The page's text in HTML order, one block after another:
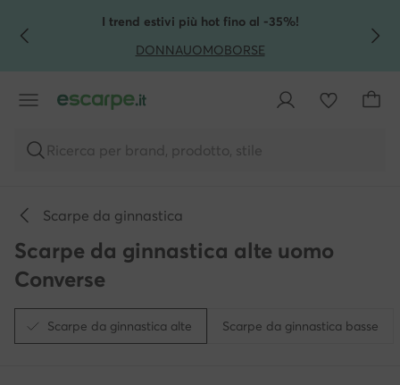
VAI AL CONTENUTO PRINCIPALE
VAI ALLA RICERCAI trend estivi più hot fino al -35%!
DONNAUOMOBORSE
Ricerca per brand, prodotto, stile
Scarpe da ginnastica
Scarpe da ginnastica alte uomo
Converse
Scarpe da ginnastica alte Scarpe da ginnastica basse